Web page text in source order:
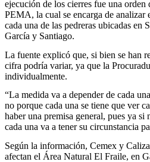
ejecución de los cierres fue una orden
PEMA, la cual se encarga de analizar
cada una de las pedreras ubicadas en
García y Santiago.
La fuente explicó que, si bien se han
cifra podría variar, ya que la
individualmente.
“La medida va a depender de cada
no porque cada una se tiene que ver
haber una premisa general, pues ya si
cada una va a tener su circunstancia
Según la información, Cemex y
afectan el Área Natural El Fraile, en